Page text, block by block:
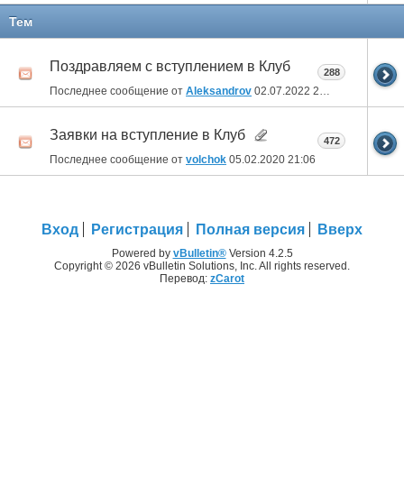
Тем
Поздравляем с вступлением в Клуб
Последнее сообщение от Aleksandrov 02.07.2022 22:37
288
Заявки на вступление в Клуб
Последнее сообщение от volchok 05.02.2020 21:06
472
Вход Регистрация Полная версия Вверх
Powered by vBulletin®Version 4.2.5
Copyright © 2026 vBulletin Solutions, Inc. All rights reserved.
Перевод: zCarot